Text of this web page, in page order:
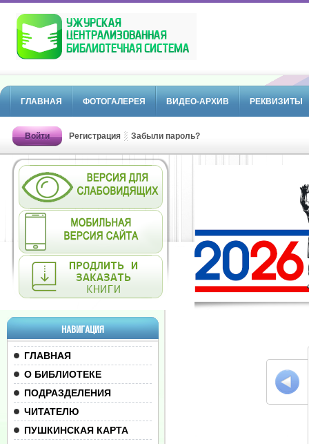
ГЛАВНАЯ ФОТОГАЛЕРЕЯ ВИДЕО-АРХИВ РЕКВИЗИТЫ
Войти Регистрация Забыли пароль?
НАВИГАЦИЯ
ГЛАВНАЯ
О БИБЛИОТЕКЕ
ПОДРАЗДЕЛЕНИЯ
ЧИТАТЕЛЮ
ПУШКИНСКАЯ КАРТА